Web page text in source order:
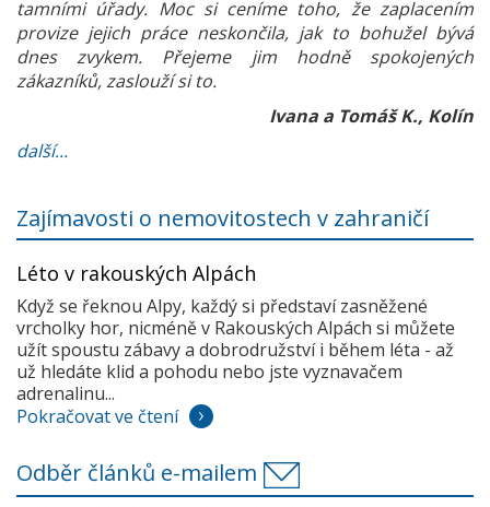
tamními úřady. Moc si ceníme toho, že zaplacením
provize jejich práce neskončila, jak to bohužel bývá
dnes zvykem. Přejeme jim hodně spokojených
zákazníků, zaslouží si to.
Ivana a Tomáš K., Kolín
další...
Zajímavosti o nemovitostech v zahraničí
Léto v rakouských Alpách
Když se řeknou Alpy, každý si představí zasněžené
vrcholky hor, nicméně v Rakouských Alpách si můžete
užít spoustu zábavy a dobrodružství i během léta - až
už hledáte klid a pohodu nebo jste vyznavačem
adrenalinu...
Pokračovat ve čtení
Odběr článků e-mailem